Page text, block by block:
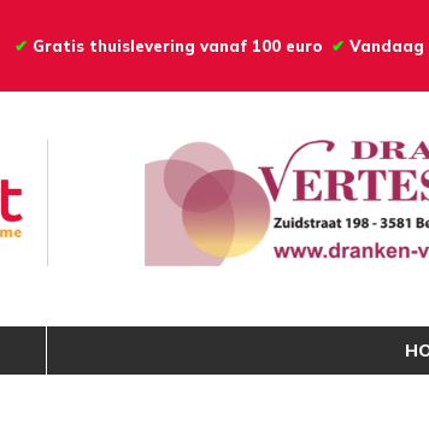
✔ Gratis thuislevering vanaf 100 euro ✔ Vandaag